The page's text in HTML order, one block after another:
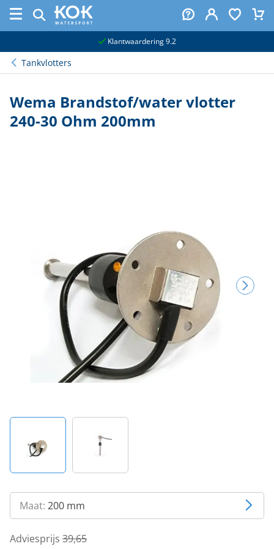
Klantwaardering 9.2
Tankvlotters
Wema Brandstof/water vlotter
240-30 Ohm 200mm
Maat: 200 mm
Adviesprijs 39,65